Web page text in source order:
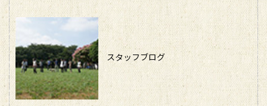
スタッフブログ